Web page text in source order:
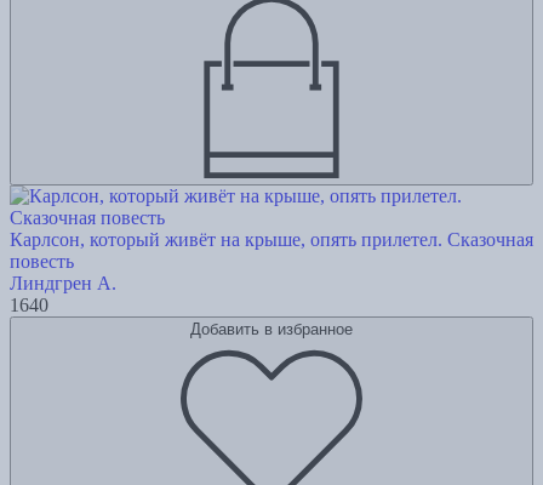
Карлсон, который живёт на крыше, опять прилетел. Сказочная
повесть
Линдгрен А.
1640
Добавить в избранное